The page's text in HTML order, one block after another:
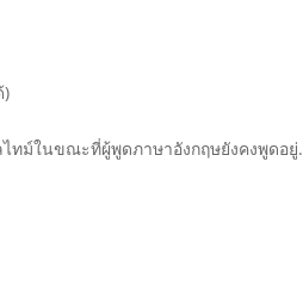
)
ทม์ในขณะที่ผู้พูดภาษาอังกฤษยังคงพูดอยู่.